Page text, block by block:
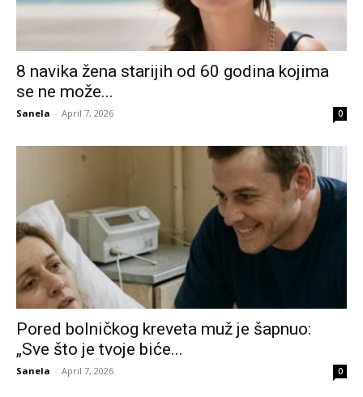
8 navika žena starijih od 60 godina kojima
se ne može...
Sanela - April 7, 2026 0
Pored bolničkog kreveta muž je šapnuo:
„Sve što je tvoje biće...
Sanela - April 7, 2026 0